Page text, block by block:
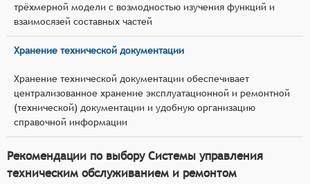
трёхмерной модели с возмодностью изучения функций и
взаимосязей составных частей
Хранение технической документации
Хранение технической документации обеспечивает
централизованное хранение эксплуатационной и ремонтной
(технической) документации и удобную организацию
справочной информации
Рекомендации по выбору Системы управления
техническим обслуживанием и ремонтом